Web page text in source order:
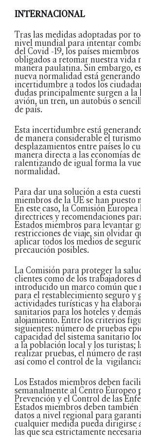
INTERNACIONAL
Tras las medidas adoptadas por
nivel mundial para intentar
del Covid -19, los países miembros
obligados a retomar nuestra vida
manera paulatina. Sin embargo,
nueva normalidad está
incertidumbre a todos los
dudas principalmente surgen a la
avión, un tren, un autobús o
de país.
Esta incertidumbre está
de manera considerable el
desplazamientos entre países lo
manera directa a las economías
ralentizando de igual forma la
normalidad.
Para dar una solución a esta
miembros de la UE se han puesto
En este caso, la Comisión
directrices y recomendaciones
Estados miembros para levantar
restricciones de viaje, sin olvidar
aplicar todos los medios de
precaución posibles.
La Comisión para proteger la
clientes como de los trabajadores
introducido un marco común que
para el restablecimiento seguro y
actividades turísticas y ha
sanitarios para los hoteles y
alojamiento. Entre los criterios
siguientes: número de pruebas
capacidad del sistema sanitario
a la población local y los turistas;
realizar pruebas, el número de
así como el control de la
Los Estados miembros deben
semanalmente al Centro Europeo
Prevención y el Control de las
Estados miembros deben
datos a nivel regional para
cualquier medida pueda dirigirse
las que sea estrictamente